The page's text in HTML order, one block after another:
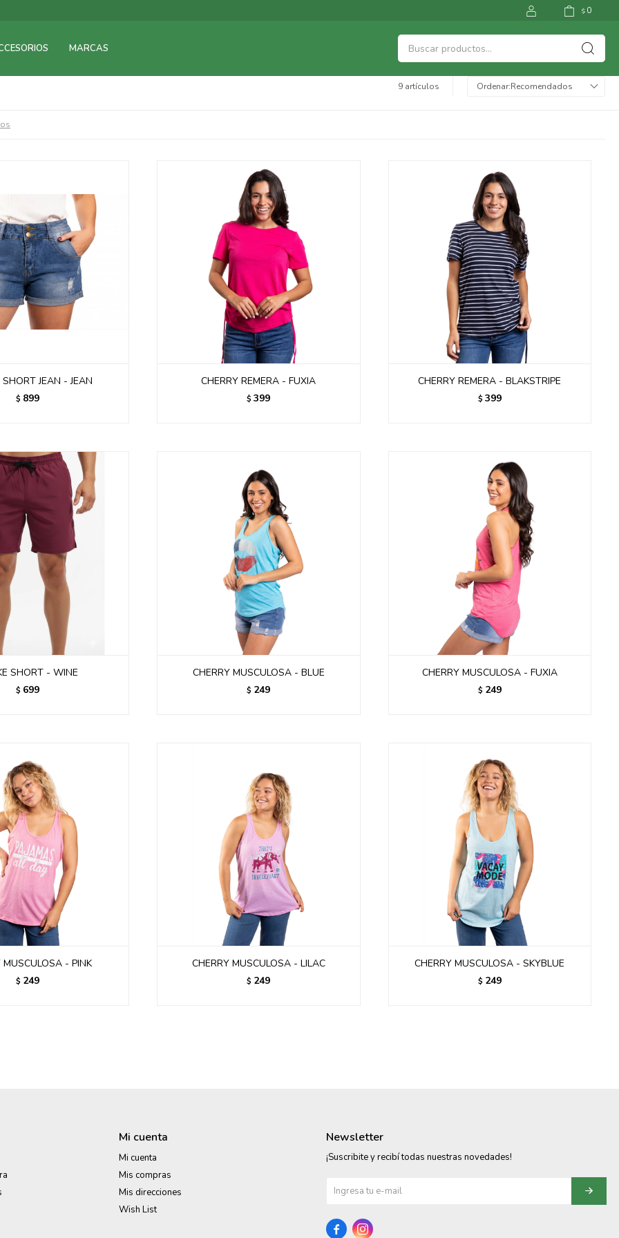
MARCAS
$ 0
9 artículos Recomendados
SHORT JEAN - JEAN
$ 899
CHERRY REMERA - FUXIA
$ 399
CHERRY REMERA - BLAKSTRIPE
$ 399
SHORT - WINE
$ 699
CHERRY MUSCULOSA - BLUE
$ 249
CHERRY MUSCULOSA - FUXIA
$ 249
MUSCULOSA - PINK
$ 249
CHERRY MUSCULOSA - LILAC
$ 249
CHERRY MUSCULOSA - SKYBLUE
$ 249
Mi cuenta
Mi cuenta
Mis compras
Mis direcciones
Wish List
Newsletter
¡Suscribite y recibí todas nuestras novedades!
 